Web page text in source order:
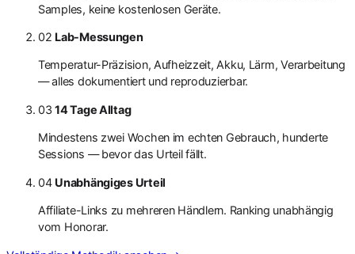
Samples, keine kostenlosen Geräte.
02 Lab-Messungen
Temperatur-Präzision, Aufheizzeit, Akku, Lärm, Verarbeitung
— alles dokumentiert und reproduzierbar.
03 14 Tage Alltag
Mindestens zwei Wochen im echten Gebrauch, hunderte
Sessions — bevor das Urteil fällt.
04 Unabhängiges Urteil
Affiliate-Links zu mehreren Händlern. Ranking unabhängig
vom Honorar.